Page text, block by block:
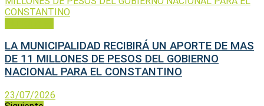
LA MUNICIPALIDAD RECIBIRÁ UN APORTE DE MAS
DE 11 MILLONES DE PESOS DEL GOBIERNO
NACIONAL PARA EL CONSTANTINO
23/07/2026